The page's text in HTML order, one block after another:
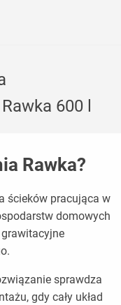
600 l
Rawka?
ścieków pracująca w
domowych
sprawdza
gdy cały układ